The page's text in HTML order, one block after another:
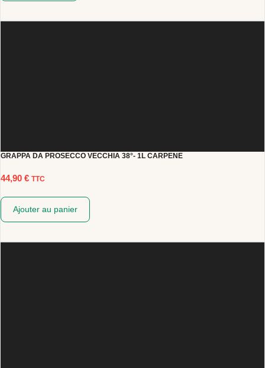
GRAPPA DA PROSECCO VECCHIA 38°- 1L CARPENE
44,90 € TTC
Ajouter au panier